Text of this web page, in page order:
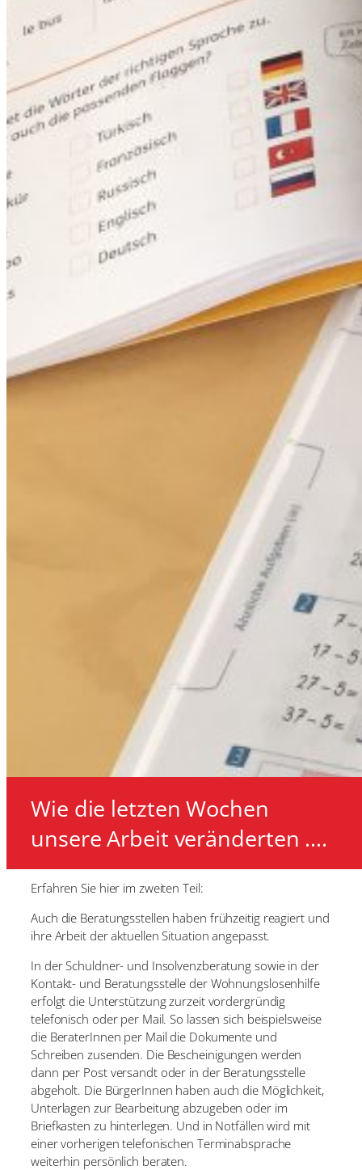
Wie die letzten Wochen
unsere Arbeit veränderten ….
Erfahren Sie hier im zweiten Teil:
Auch die Beratungsstellen haben frühzeitig reagiert und
ihre Arbeit der aktuellen Situation angepasst.
In der Schuldner- und Insolvenzberatung sowie in der
Kontakt- und Beratungsstelle der Wohnungslosenhilfe
erfolgt die Unterstützung zurzeit vordergründig
telefonisch oder per Mail. So lassen sich beispielsweise
die BeraterInnen per Mail die Dokumente und
Schreiben zusenden. Die Bescheinigungen werden
dann per Post versandt oder in der Beratungsstelle
abgeholt. Die BürgerInnen haben auch die Möglichkeit,
Unterlagen zur Bearbeitung abzugeben oder im
Briefkasten zu hinterlegen. Und in Notfällen wird mit
einer vorherigen telefonischen Terminabsprache
weiterhin persönlich beraten.